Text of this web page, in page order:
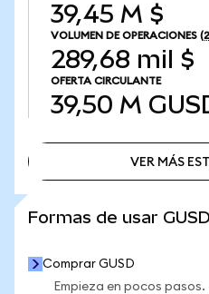
39,45 M $
VOLUMEN DE OPERACIONES
289,68 mil $
OFERTA CIRCULANTE
39,50 M
VER MÁS
Formas de usar
Comprar GUSD
Empieza en pocos pasos.